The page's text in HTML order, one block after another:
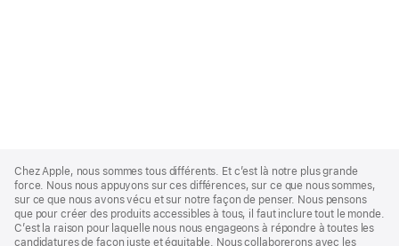
Footer
Chez Apple, nous sommes tous différents. Et c’est là notre plus grande
force. Nous nous appuyons sur ces différences, sur ce que nous sommes,
sur ce que nous avons vécu et sur notre façon de penser. Nous pensons
que pour créer des produits accessibles à tous, il faut inclure tout le monde.
C’est la raison pour laquelle nous nous engageons à répondre à toutes les
candidatures de façon juste et équitable. Nous collaborerons avec les